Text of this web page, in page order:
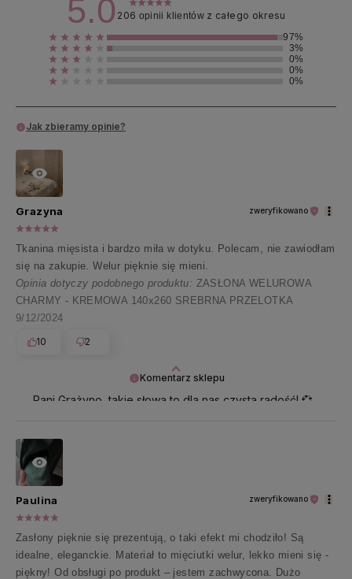
5.0 206 opinii klientów z całego okresu
97%
3%
0%
0%
0%
Jak zbieramy opinie?
Komentarz sklepu
Pani Grażyno, takie słowa to dla nas czysta radość! 💞
Grazyna zweryfikowano
Tkanina mięsista i bardzo miła w dotyku. Polecam, nie zawiodłam
się na zakupie. Welur pięknie się mieni.
Opinia dotyczy podobnego produktu: ZASŁONA WELUROWA
CHARMY - KREMOWA 140x260 SREBRNA PRZELOTKA
9/12/2024
10
2
Paulina zweryfikowano
Zasłony pięknie się prezentują, o taki efekt mi chodziło! Są
idealne, eleganckie. Materiał to mięciutki welur, lekko mieni się -
piękny! Od obsługi po produkt – jestem zachwycona. Dużo